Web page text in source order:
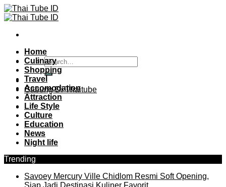
Skip
to
Gabung Di Thaitube
Home
Culinary
Shopping
Travel
Accomodation
Attraction
Life Style
Culture
Education
News
Night life
Trending
Savoey Mercury Ville Chidlom Resmi Soft Opening,
Siap Jadi Destinasi Kuliner Favorit